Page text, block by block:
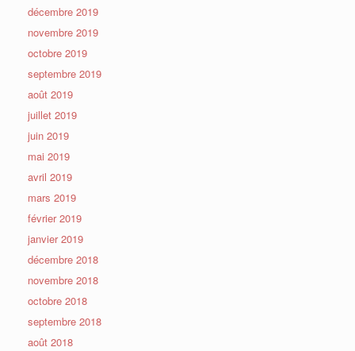
décembre 2019
novembre 2019
octobre 2019
septembre 2019
août 2019
juillet 2019
juin 2019
mai 2019
avril 2019
mars 2019
février 2019
janvier 2019
décembre 2018
novembre 2018
octobre 2018
septembre 2018
août 2018